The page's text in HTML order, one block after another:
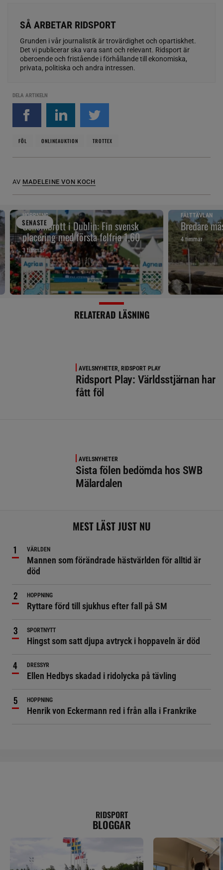
SÅ ARBETAR RIDSPORT
Grunden i vår journalistik är trovärdighet och opartiskhet.
Det vi publicerar ska vara sant och relevant. Ridsport är
oberoende och fristående i förhållande till ekonomiska,
privata, politiska och andra intressen.
DELA ARTIKELN
FÖL ONLINEAUKTION TROTTEX
AV MADELEINE VON KOCH
SENASTE
HOPPNING
Genombrott i Dublin: Fin svensk
placering med första felfria 1,60
3 timmar
FÄLTTÄVLAN
Bredare
4 timmar
RELATERAD LÄSNING
AVELSNYHETER, RIDSPORT PLAY
Ridsport Play: Världsstjärnan har
fått föl
AVELSNYHETER
Sista fölen bedömda hos SWB
Mälardalen
MEST LÄST JUST NU
VÄRLDEN
Mannen som förändrade hästvärlden för alltid är
död
HOPPNING
Ryttare förd till sjukhus efter fall på SM
SPORTNYTT
Hingst som satt djupa avtryck i hoppaveln är död
DRESSYR
Ellen Hedbys skadad i ridolycka på tävling
HOPPNING
Henrik von Eckermann red i från alla i Frankrike
RIDSPORT
BLOGGAR